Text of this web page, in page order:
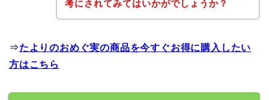
考にされてみてはいかがでしょうか？
⇒たよりのおめぐ実の商品を今すぐお得に購入したい
方はこちら